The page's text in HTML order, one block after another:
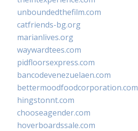
unboundedthefilm.com
catfriends-bg.org
marianlives.org
waywardtees.com
pidfloorsexpress.com
bancodevenezuelaen.com
bettermoodfoodcorporation.com
hingstonnt.com
chooseagender.com
hoverboardssale.com